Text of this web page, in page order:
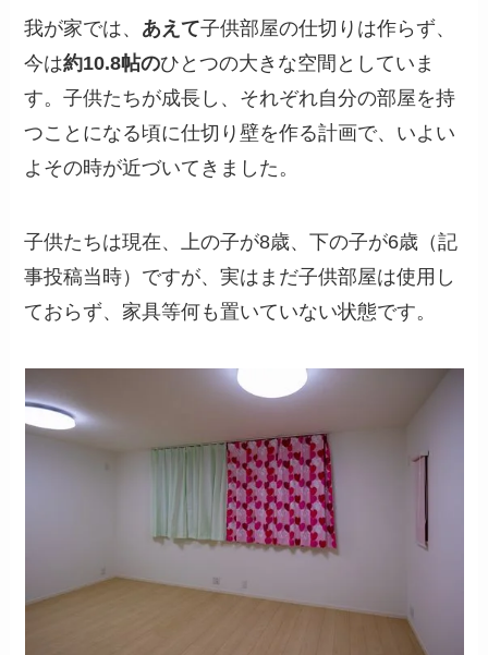
我が家では、 あえて子供部屋の仕切りは作らず、
今は約10.8帖のひとつの大きな空間としていま
す。子供たちが成長し、それぞれ自分の部屋を持
つことになる頃に仕切り壁を作る計画で、いよい
よその時が近づいてきました。
子供たちは現在、上の子が8歳、下の子が6歳（記
事投稿当時）ですが、実はまだ子供部屋は使用し
ておらず、家具等何も置いていない状態です。